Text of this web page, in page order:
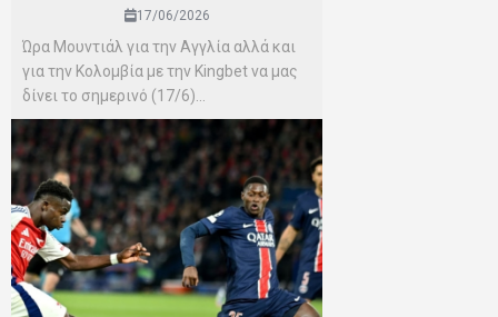
17/06/2026
Ώρα Μουντιάλ για την Αγγλία αλλά και
για την Κολομβία με την Kingbet να μας
δίνει το σημερινό (17/6)...